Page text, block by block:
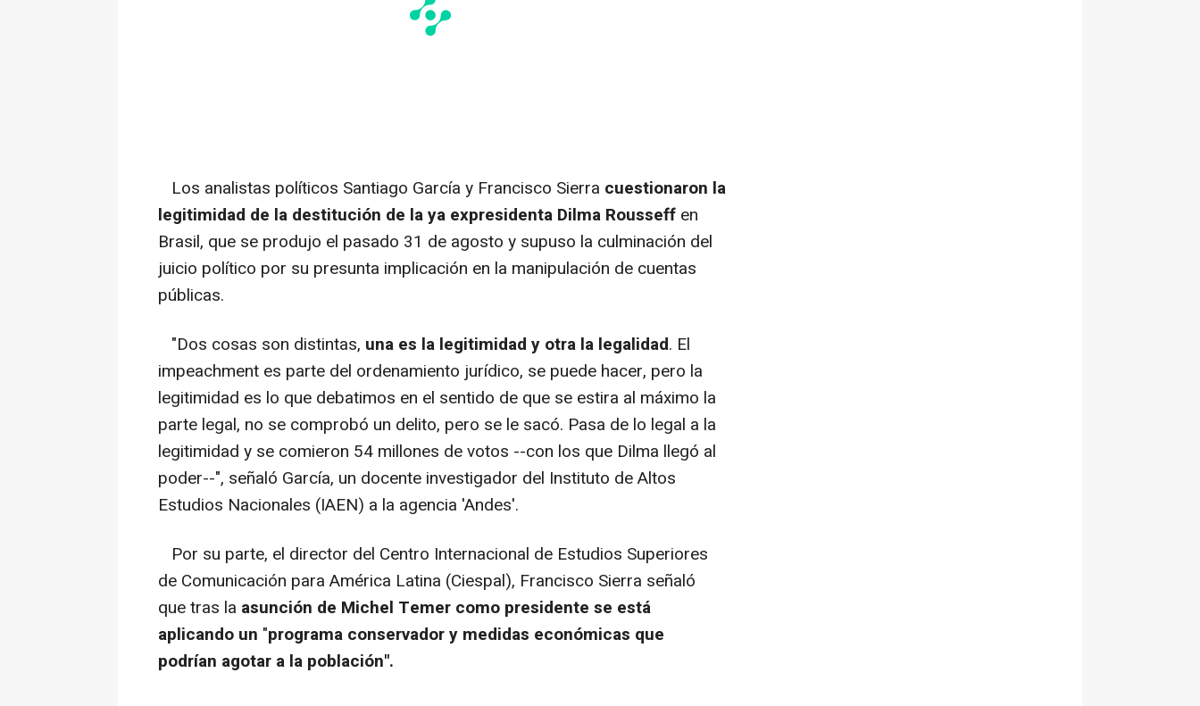
Los analistas políticos Santiago García y Francisco Sierra cuestionaron la
legitimidad de la destitución de la ya expresidenta Dilma Rousseff en
Brasil, que se produjo el pasado 31 de agosto y supuso la culminación del
juicio político por su presunta implicación en la manipulación de cuentas
públicas.
"Dos cosas son distintas, una es la legitimidad y otra la legalidad. El
impeachment es parte del ordenamiento jurídico, se puede hacer, pero la
legitimidad es lo que debatimos en el sentido de que se estira al máximo la
parte legal, no se comprobó un delito, pero se le sacó. Pasa de lo legal a la
legitimidad y se comieron 54 millones de votos --con los que Dilma llegó al
poder--", señaló García, un docente investigador del Instituto de Altos
Estudios Nacionales (IAEN) a la agencia 'Andes'.
Por su parte, el director del Centro Internacional de Estudios Superiores
de Comunicación para América Latina (Ciespal), Francisco Sierra señaló
que tras la asunción de Michel Temer como presidente se está
aplicando un "programa conservador y medidas económicas que
podrían agotar a la población".